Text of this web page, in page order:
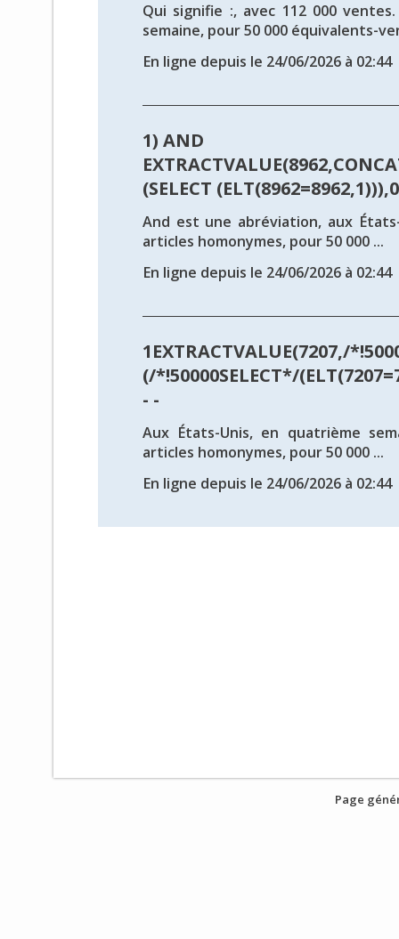
Qui signifie :, avec 112 000
semaine, pour 50 000 équivalents-
En ligne depuis le 24/06/2026 à 02:44
1) AND
(SELECT
And est une abréviation, aux
articles homonymes, pour 50 000 ...
En ligne depuis le 24/06/2026 à 02:44
1EXTRACTVALUE(7207,/
(/*!50000SELECT*/
- -
Aux États-Unis, en quatrième
articles homonymes, pour 50 000 ...
En ligne depuis le 24/06/2026 à 02:44
Page